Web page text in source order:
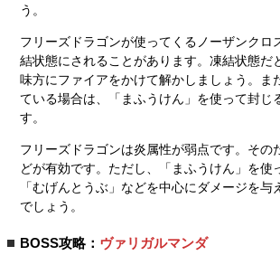
う。
フリーズドラゴンが使ってくるノーザンクロ
結状態にされることがあります。凍結状態だ
味方にファイアをかけて解かしましょう。ま
ている場合は、「まふうけん」を使って封じ
す。
フリーズドラゴンは炎属性が弱点です。その
どが有効です。ただし、「まふうけん」を使
「むげんとうぶ」などを中心にダメージを与
でしょう。
BOSS攻略： ヴァリガルマンダ